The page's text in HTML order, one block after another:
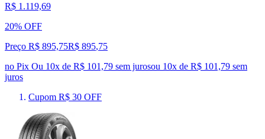
R$ 1.119,69
20% OFF
Preço R$ 895,75R$ 895,75
no Pix Ou 10x de R$ 101,79 sem jurosou 10x de R$ 101,79 sem
juros
Cupom R$ 30 OFF